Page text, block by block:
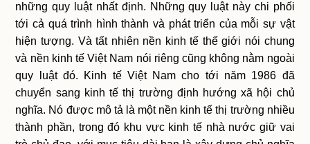
những quy luật nhất định. Những quy luật này chi phối
tới cả quá trình hình thành và phát triển của mỗi sự vật
hiện tượng. Và tất nhiên nền kinh tế thế giới nói chung
và nền kinh tế Việt Nam nói riêng cũng không nằm ngoài
quy luật đó. Kinh tế Việt Nam cho tới năm 1986 đã
chuyển sang kinh tế thị trường định hướng xã hội chủ
nghĩa. Nó được mô tả là một nền kinh tế thị trường nhiều
thành phần, trong đó khu vực kinh tế nhà nước giữ vai